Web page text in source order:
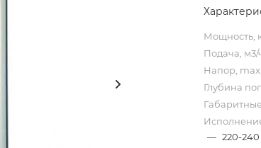
Мощность,
Подача, м3/
Напор,
Глубина
— 220-240